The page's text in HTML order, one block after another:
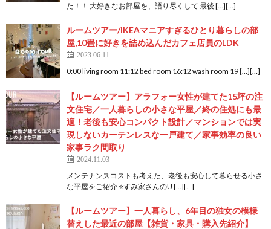
た！！ 大好きなお部屋を、語り尽くして 最後 […][…]
ルームツアー/IKEAマニアすぎるひとり暮らしの部
屋,10畳に好きを詰め込んだカフェ店員のLDK
2023.06.11
0:00 living room 11:12 bed room 16:12 wash room 19 […][…]
【ルームツアー】アラフォー女性が建てた15坪の注
文住宅／一人暮らしの小さな平屋／終の住処にも最
適！老後も安心コンパクト設計／マンションでは実
現しないカーテンレスな一戸建て／家事効率の良い
家事ラク間取り
2024.11.03
メンテナンスコストも考えた、老後も安心して暮らせる小さ
な平屋をご紹介 ⭐すみ家さんのU […][…]
【ルームツアー】一人暮らし、6年目の独女の模様
替えした最近の部屋【雑貨・家具・購入先紹介】